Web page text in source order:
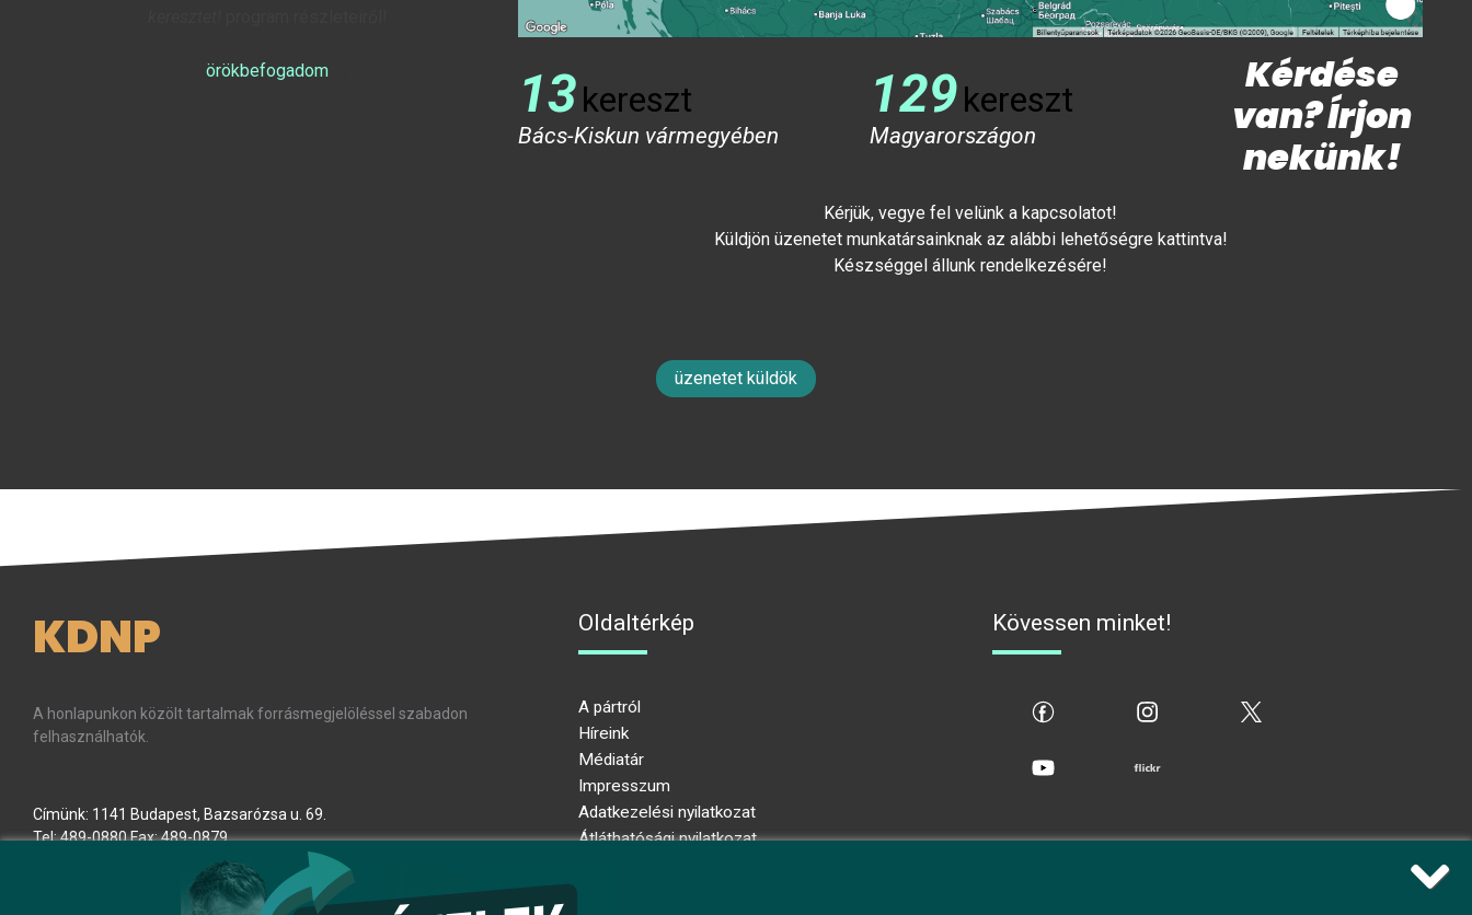
örökbefogadom 13kereszt
Bács-Kiskun vármegyében
129kereszt
Magyarországon
Kérdése
van? Írjon
nekünk!
Kérjük, vegye fel velünk a kapcsolatot!
Küldjön üzenetet munkatársainknak az alábbi lehetőségre kattintva!
Készséggel állunk rendelkezésére!
üzenetet küldök
KDNP
A honlapunkon közölt tartalmak forrásmegjelöléssel szabadon
felhasználhatók.
Címünk: 1141 Budapest, Bazsarózsa u. 69.
Tel: 489-0880 Fax: 489-0879
hu(kdnp[at]kdnp[dot]hu)
Oldaltérkép
A pártról
Híreink
Médiatár
Impresszum
Adatkezelési nyilatkozat
Átláthatósági nyilatkozat
Kövessen minket!
flickr